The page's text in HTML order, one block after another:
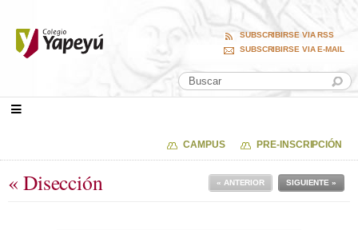
SUBSCRIBIRSE VIA RSS
SUBSCRIBIRSE VIA E-MAIL
CAMPUS PRE-INSCRIPCIÓN
« Disección SIGUIENTE »
« ANTERIOR